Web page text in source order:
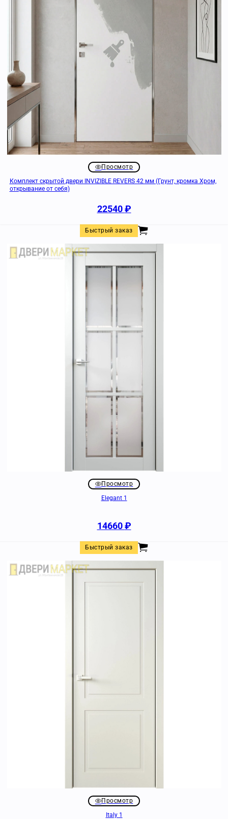
Просмотр
Комплект скрытой двери INVIZIBLE REVERS 42 мм (Грунт, кромка Хром,
открывание от себя)
22540₽
Быстрый заказ
Просмотр
Elegant 1
14660₽
Быстрый заказ
Просмотр
Italy 1